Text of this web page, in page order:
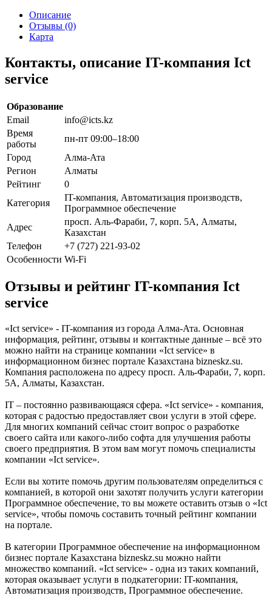
Описание
Отзывы (0)
Карта
Контакты, описание IT-компания Ict
service
Образование
Email
info@icts.kz
Время
работы
пн-пт 09:00–18:00
Город
Алма-Ата
Регион
Алматы
Рейтинг
0
Категория
IT-компания, Автоматизация производств,
Программное обеспечение
Адрес
просп. Аль-Фараби, 7, корп. 5А, Алматы,
Казахстан
Телефон
+7 (727) 221-93-02
Особенности Wi-Fi
Отзывы и рейтинг IT-компания Ict
service
«Ict service» - IT-компания из города Алма-Ата. Основная
информация, рейтинг, отзывы и контактные данные – всё это
можно найти на странице компании «Ict service» в
информационном бизнес портале Казахстана bizneskz.su.
Компания расположена по адресу просп. Аль-Фараби, 7, корп.
5А, Алматы, Казахстан.
IT – постоянно развивающаяся сфера. «Ict service» - компания,
которая с радостью предоставляет свои услуги в этой сфере.
Для многих компаний сейчас стоит вопрос о разработке
своего сайта или какого-либо софта для улучшения работы
своего предприятия. В этом вам могут помочь специалисты
компании «Ict service».
Если вы хотите помочь другим пользователям определиться с
компанией, в которой они захотят получить услуги категории
Программное обеспечение, то вы можете оставить отзыв о «Ict
service», чтобы помочь составить точный рейтинг компании
на портале.
В категории Программное обеспечение на информационном
бизнес портале Казахстана bizneskz.su можно найти
множество компаний. «Ict service» - одна из таких компаний,
которая оказывает услуги в подкатегории: IT-компания,
Автоматизация производств, Программное обеспечение.